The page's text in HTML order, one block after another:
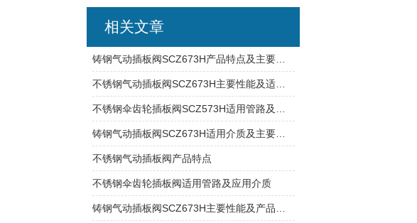
相关文章
铸钢气动插板阀SCZ673H产品特点及主要性能
不锈钢气动插板阀SCZ673H主要性能及适用系统
铸钢气动插板阀SCZ673H适用介质及主要性能
不锈钢气动插板阀产品特点
不锈钢伞齿轮插板阀适用管路及应用介质